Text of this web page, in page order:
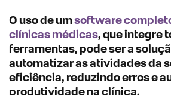
O uso de umsoftware
clínicas médicas, que integre
ferramentas, pode ser a
automatizar as atividades da
eficiência, reduzindo erros e
produtividade na clínica.